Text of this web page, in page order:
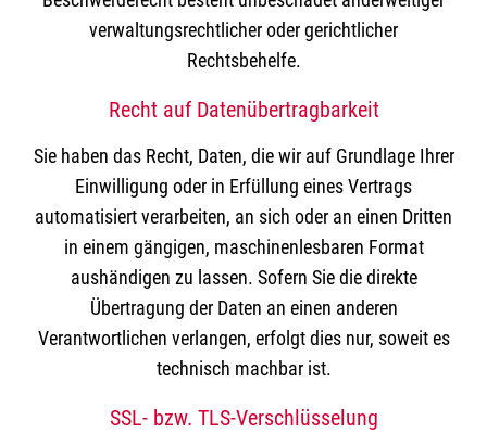
verwaltungsrechtlicher oder gerichtlicher
Rechtsbehelfe.
Recht auf Datenübertragbarkeit
Sie haben das Recht, Daten, die wir auf Grundlage Ihrer
Einwilligung oder in Erfüllung eines Vertrags
automatisiert verarbeiten, an sich oder an einen Dritten
in einem gängigen, maschinenlesbaren Format
aushändigen zu lassen. Sofern Sie die direkte
Übertragung der Daten an einen anderen
Verantwortlichen verlangen, erfolgt dies nur, soweit es
technisch machbar ist.
SSL- bzw. TLS-Verschlüsselung